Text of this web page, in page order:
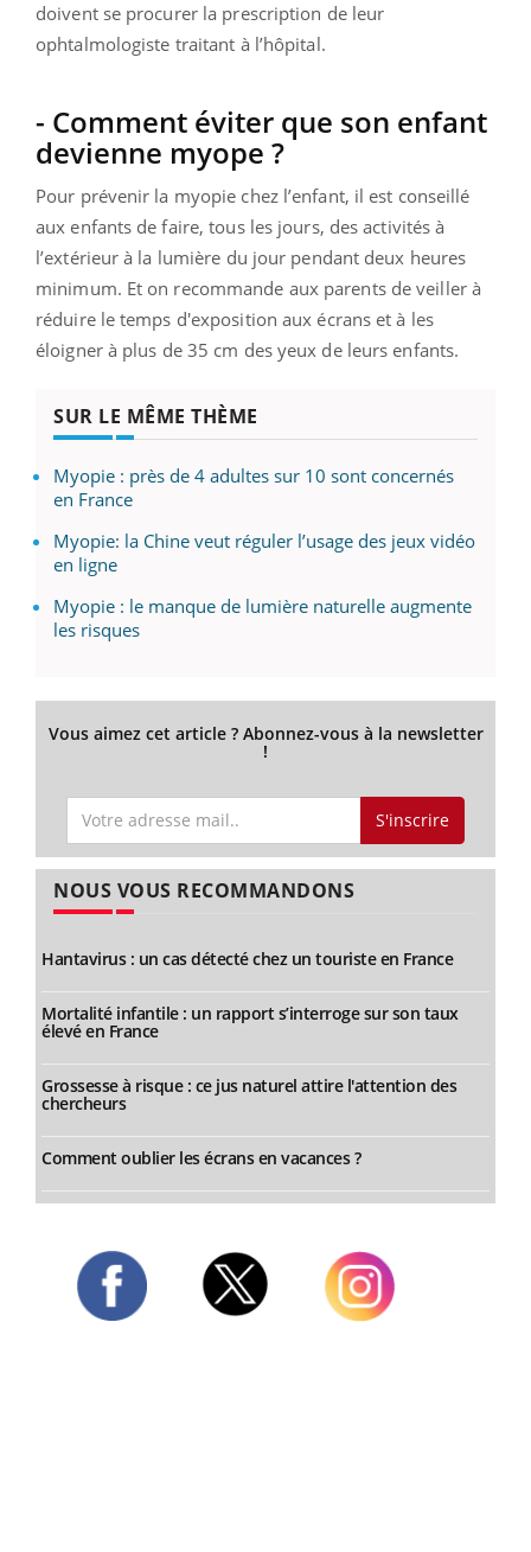
doivent se procurer la prescription de leur
ophtalmologiste traitant à l’hôpital.
- Comment éviter que son enfant
devienne myope ?
Pour prévenir la myopie chez l’enfant, il est conseillé
aux enfants de faire, tous les jours, des activités à
l’extérieur à la lumière du jour pendant deux heures
minimum. Et on recommande aux parents de veiller à
réduire le temps d'exposition aux écrans et à les
éloigner à plus de 35 cm des yeux de leurs enfants.
SUR LE MÊME THÈME
Myopie : près de 4 adultes sur 10 sont concernés
en France
Myopie: la Chine veut réguler l’usage des jeux vidéo
en ligne
Myopie : le manque de lumière naturelle augmente
les risques
Vous aimez cet article ? Abonnez-vous à la newsletter
!
S'inscrire
NOUS VOUS RECOMMANDONS
Hantavirus : un cas détecté chez un touriste en France
Mortalité infantile : un rapport s’interroge sur son taux
élevé en France
Grossesse à risque : ce jus naturel attire l'attention des
chercheurs
Comment oublier les écrans en vacances ?